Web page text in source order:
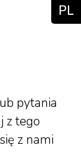
PL
pytania
z tego
z nami